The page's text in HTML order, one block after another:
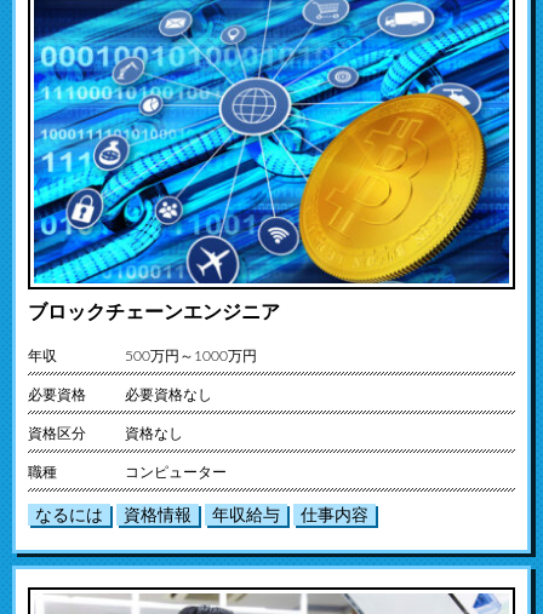
ブロックチェーンエンジニア
年収 500万円～1000万円
必要資格 必要資格なし
資格区分 資格なし
職種 コンピューター
なるには 資格情報 年収給与 仕事内容